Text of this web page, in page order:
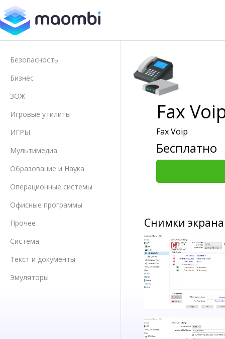
Безопасность
Бизнес
ЗОЖ
Игровые утилиты
ИГРЫ
Мультимедиа
Образование и Наука
Операционные системы
Офисные программы
Прочее
Система
Текст и документы
Эмуляторы
Fax
Fax Voip
Бесплатно
Снимки экрана